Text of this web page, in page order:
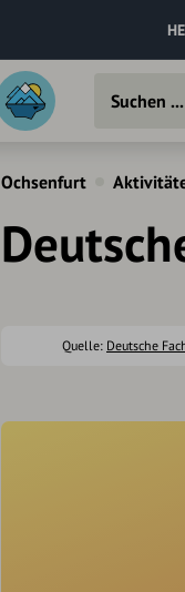
Ochsenfurt
Quelle: Deutsche